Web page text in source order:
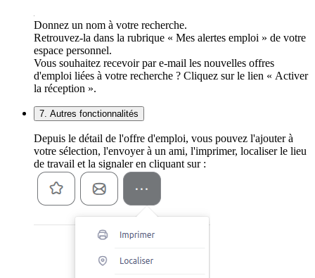
Donnez un nom à votre recherche.
Retrouvez-la dans la rubrique « Mes alertes emploi » de votre
espace personnel.
Vous souhaitez recevoir par e-mail les nouvelles offres
d'emploi liées à votre recherche ? Cliquez sur le lien « Activer
la réception ».
7. Autres fonctionnalités
Depuis le détail de l'offre d'emploi, vous pouvez l'ajouter à
votre sélection, l'envoyer à un ami, l'imprimer, localiser le lieu
de travail et la signaler en cliquant sur :